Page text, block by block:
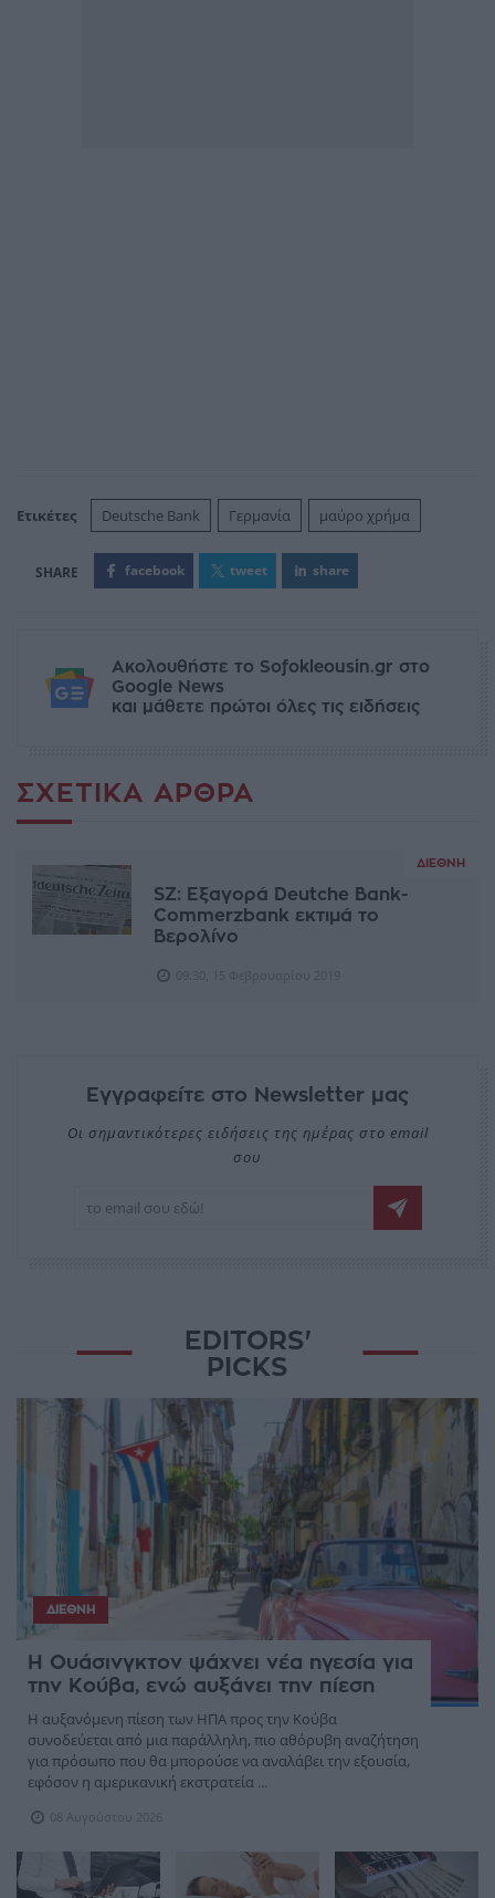
Ετικέτες Deutsche Bank Γερμανία μαύρο χρήμα
facebook tweet share
Ακολουθήστε το Sofokleousin.gr στο
Google News
και μάθετε πρώτοι όλες τις ειδήσεις
ΣΧΕΤΙΚΆ ΆΡΘΡΑ
ΔΙΕΘΝΉ
SZ: Εξαγορά Deutche Bank-
Commerzbank εκτιμά το
Βερολίνο
Εγγραφείτε στο Newsletter μας
Οι σημαντικότερες ειδήσεις της ημέρας στο email
σου
EDITORS'
PICKS
ΔΙΕΘΝΉ
Η Ουάσινγκτον ψάχνει νέα ηγεσία για
την Κούβα, ενώ αυξάνει την πίεση
Η αυξανόμενη πίεση των ΗΠΑ προς την Κούβα
συνοδεύεται από μια παράλληλη, πιο αθόρυβη αναζήτηση
για πρόσωπο που θα μπορούσε να αναλάβει την εξουσία,
εφόσον η αμερικανική εκστρατεία ...
08 Αυγούστου 2026